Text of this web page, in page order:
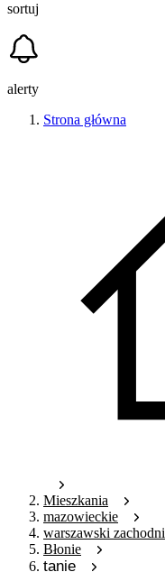
sortuj
alerty
Strona główna
Mieszkania
mazowieckie
warszawski zachodni
Błonie
tanie